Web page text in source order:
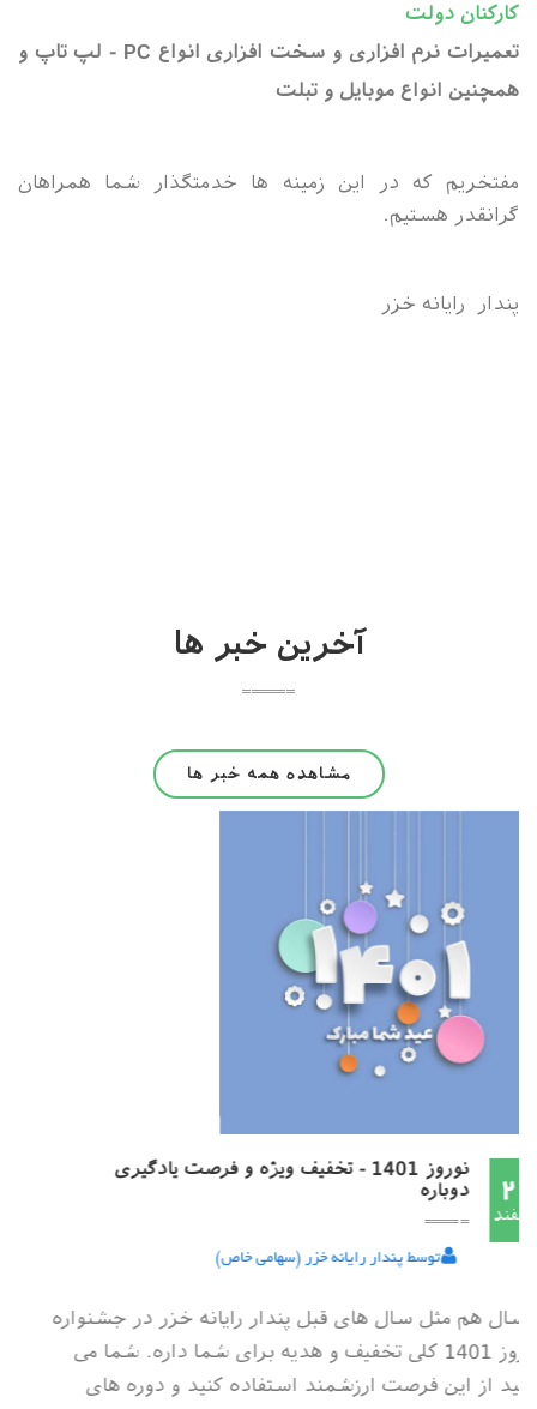
کارکنان دولت
تعمیرات نرم افزاری و سخت افزاری انواع PC - لپ تاپ و
همچنین انواع موبایل و تبلت
مفتخریم که در این زمینه ها خدمتگذار شما همراهان
گرانقدر هستیم.
پندار رایانه خزر
آخرین خبر ها
مشاهده همه خبر ها
24
اسفند
نوروز 1401 - تخفیف ویژه و فرصت یادگیری
دوباره
توسط پندار رایانه خزر (سهامی خاص)
امسال هم مثل سال های قبل پندار رایانه خزر در جشنواره
نوروز 1401 کلی تخفیف و هدیه برای شما داره. شما می
تونید از این فرصت ارزشمند استفاده کنید و دوره های